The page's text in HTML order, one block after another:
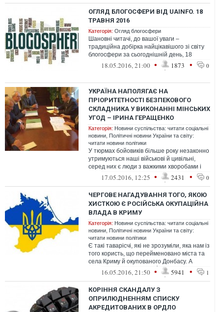
ОГЛЯД БЛОГОСФЕРИ ВІД UAINFO. 18
ТРАВНЯ 2016
Категорія: Огляд блогосфери
Шановні читачі, до вашої уваги –
традиційна добірка найцікавішого зі світу
блогосфери за сьогоднішній день, 18
травня18.05.2016, 21:00 • 1873 • 0
УКРАЇНА НАПОЛЯГАЄ НА
ПРІОРИТЕТНОСТІ БЕЗПЕКОВОГО
СКЛАДНИКА У ВИКОНАННІ МІНСЬКИХ
УГОД – ІРИНА ГЕРАЩЕНКО
Категорія: Новини суспільства: читати соціальні
новини Політичні новини України та світу:
читати новини політики
У тюрмах бойовиків більше року незаконно
утримуються наші військові й цивільні,
серед них є люди з важкими хворобами і
пораненнями, вони мають бути зв...
17.05.2016, 12:25 • 2431 • 0
ЧЕРГОВЕ НАГАДУВАННЯ ТОГО, ЯКОЮ
ХИСТКОЮ Є РОСІЙСЬКА ОКУПАЦІЙНА
ВЛАДА В КРИМУ
Категорія: Новини суспільства: читати соціальні
новини Політичні новини України та світу:
читати новини політики
Є такі таварісчі, які не зрозуміли, яка нам із
того користь, що перейменовано міста та
села Криму й окупованого Донбасу. А
користь така, що тепер Ґуґл...
16.05.2016, 21:50 • 5941 • 1
КОРІННЯ СКАНДАЛУ З
ОПРИЛЮДНЕННЯМ СПИСКУ
АКРЕДИТОВАНИХ В ОРДЛО